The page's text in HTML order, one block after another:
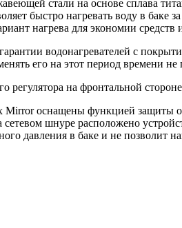
стали на основе сплава
быстро нагревать воду в
нагрева для экономии средств
водонагревателей с
его на этот период времени не
регулятора на фронтальной
оснащены функцией защиты
сетевом шнуре расположено
давления в баке и не позволит